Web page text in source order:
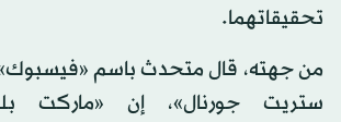
تحقيقاتهما.
من جهته، قال متحدث باسم
ستريت جورنال»، إن «ماركت